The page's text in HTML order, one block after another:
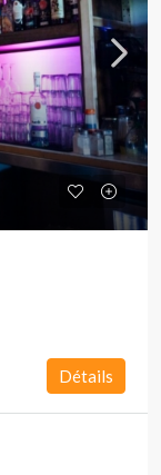
Détails